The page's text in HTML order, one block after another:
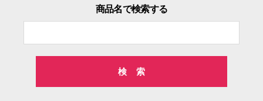
商品名で検索する
索